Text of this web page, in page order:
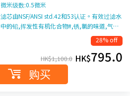
微米级数:0.5微米
滤芯由NSF/ANSI std.42和53认证。有效过滤水
中的铅,挥发性有机化合物#,锈,氯的味道,气…
28% off
HK$1,100.0 HK$795.0
购买